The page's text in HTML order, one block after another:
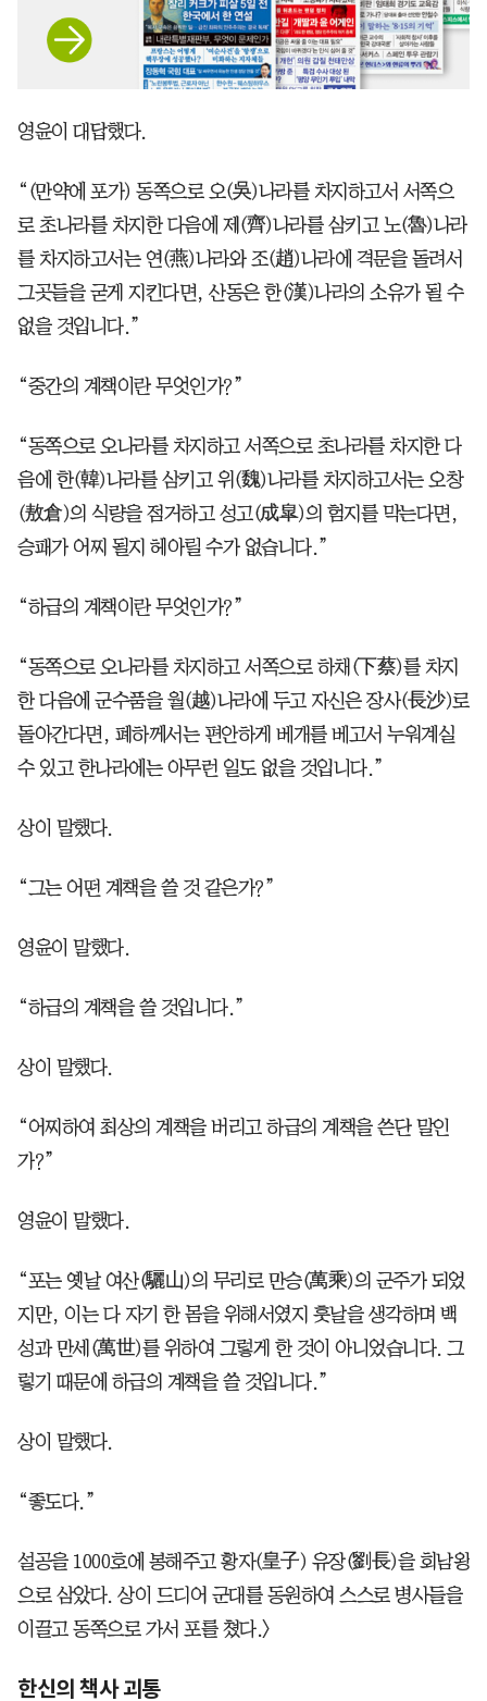
영윤이 대답했다.
“(만약에 포가) 동쪽으로 오(吳)나라를 차지하고서 서쪽으
로 초나라를 차지한 다음에 제(齊)나라를 삼키고 노(魯)나라
를 차지하고서는 연(燕)나라와 조(趙)나라에 격문을 돌려서
그곳들을 굳게 지킨다면, 산동은 한(漢)나라의 소유가 될 수
없을 것입니다.”
“중간의 계책이란 무엇인가?”
“동쪽으로 오나라를 차지하고 서쪽으로 초나라를 차지한 다
음에 한(韓)나라를 삼키고 위(魏)나라를 차지하고서는 오창
(敖倉)의 식량을 점거하고 성고(成皐)의 험지를 막는다면,
승패가 어찌 될지 헤아릴 수가 없습니다.”
“하급의 계책이란 무엇인가?”
“동쪽으로 오나라를 차지하고 서쪽으로 하채(下蔡)를 차지
한 다음에 군수품을 월(越)나라에 두고 자신은 장사(長沙)로
돌아간다면, 폐하께서는 편안하게 베개를 베고서 누워계실
수 있고 한나라에는 아무런 일도 없을 것입니다.”
상이 말했다.
“그는 어떤 계책을 쓸 것 같은가?”
영윤이 말했다.
“하급의 계책을 쓸 것입니다.”
상이 말했다.
“어찌하여 최상의 계책을 버리고 하급의 계책을 쓴단 말인
가?”
영윤이 말했다.
“포는 옛날 여산(驪山)의 무리로 만승(萬乘)의 군주가 되었
지만, 이는 다 자기 한 몸을 위해서였지 훗날을 생각하며 백
성과 만세(萬世)를 위하여 그렇게 한 것이 아니었습니다. 그
렇기 때문에 하급의 계책을 쓸 것입니다.”
상이 말했다.
“좋도다.”
설공을 1000호에 봉해주고 황자(皇子) 유장(劉長)을 회남왕
으로 삼았다. 상이 드디어 군대를 동원하여 스스로 병사들을
이끌고 동쪽으로 가서 포를 쳤다.〉
한신의 책사 괴통